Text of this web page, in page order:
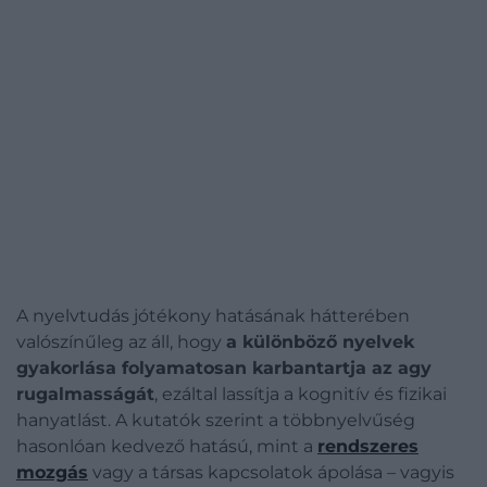
A nyelvtudás jótékony hatásának hátterében
valószínűleg az áll, hogy a különböző nyelvek
gyakorlása folyamatosan karbantartja az agy
rugalmasságát, ezáltal lassítja a kognitív és fizikai
hanyatlást. A kutatók szerint a többnyelvűség
hasonlóan kedvező hatású, mint a rendszeres
mozgás vagy a társas kapcsolatok ápolása – vagyis